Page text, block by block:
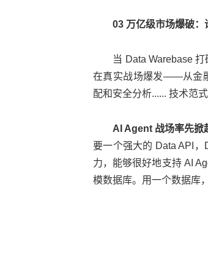
03 万亿级市场爆破：
当 Data Warebase
在真实战场爆发——从金
配和安全分析...... 技术范
AI Agent 战场率先掀
要一个强大的 Data API
力，能够很好地支持 AI
模数据库。用一个数据库